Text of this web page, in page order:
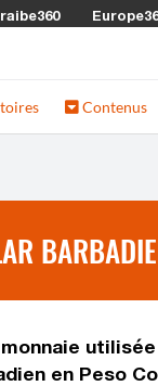
Contenus
en Peso